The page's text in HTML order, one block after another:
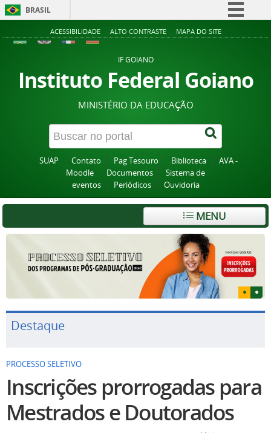
BRASIL
Simplifique!
Acesso à informação
Legislação
Canais
ACESSIBILIDADE ALTO CONTRASTE MAPA DO SITE
IF GOIANO
Instituto Federal Goiano
MINISTÉRIO DA EDUCAÇÃO
SUAP Contato Pag Tesouro Biblioteca
AVA -
Moodle
Documentos
Sistema de
eventos
Periódicos Ouvidoria
MENU
Destaque
PROCESSO SELETIVO
Inscrições prorrogadas para
Mestrados e Doutorados